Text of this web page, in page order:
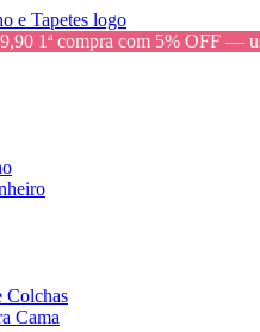
1ª compra com 5% OFF —
Colchas
Cama